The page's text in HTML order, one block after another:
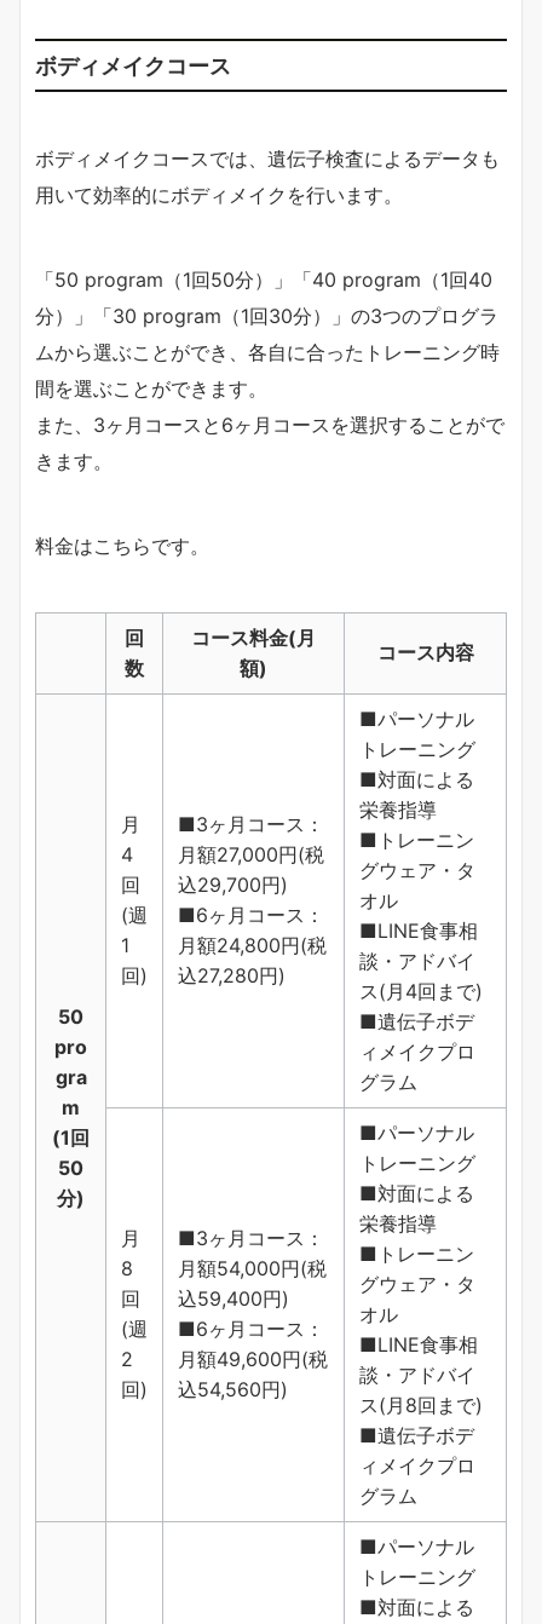
ボディメイクコース
ボディメイクコースでは、遺伝子検査によるデータも
用いて効率的にボディメイクを行います。
「50 program（1回50分）」「40 program（1回40
分）」「30 program（1回30分）」の3つのプログラ
ムから選ぶことができ、各自に合ったトレーニング時
間を選ぶことができます。
また、3ヶ月コースと6ヶ月コースを選択することがで
きます。
料金はこちらです。
回
数
コース料金(月
額)
コース内容
50
pro
gra
m
(1回
50
分)
月
4
回
(週
1
回)
■3ヶ月コース：
月額27,000円(税
込29,700円)
■6ヶ月コース：
月額24,800円(税
込27,280円)
■パーソナル
トレーニング
■対面による
栄養指導
■トレーニン
グウェア・タ
オル
■LINE食事相
談・アドバイ
ス(月4回まで)
■遺伝子ボデ
ィメイクプロ
グラム
月
8
回
(週
2
回)
■3ヶ月コース：
月額54,000円(税
込59,400円)
■6ヶ月コース：
月額49,600円(税
込54,560円)
■パーソナル
トレーニング
■対面による
栄養指導
■トレーニン
グウェア・タ
オル
■LINE食事相
談・アドバイ
ス(月8回まで)
■遺伝子ボデ
ィメイクプロ
グラム
■パーソナル
トレーニング
■対面による